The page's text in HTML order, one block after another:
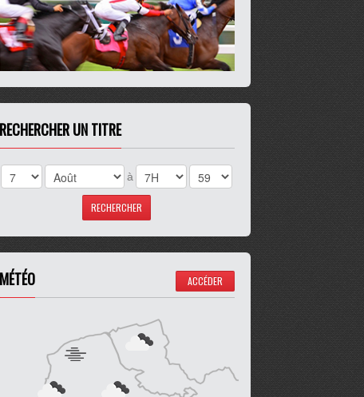
RECHERCHER UN TITRE
à
MÉTÉO ACCÉDER